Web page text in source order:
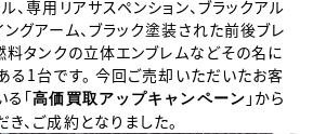
、専用リアサスペンション、ブラックアル
グアーム、ブラック塗装された前後ブレ
料タンクの立体エンブレムなどその名に
る1台です。 今回ご売却いただいたお客
「高価買取アップキャンペーン 」から
、ご成約となりました。